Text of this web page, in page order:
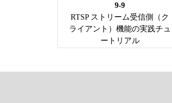
9-9
RTSP ストリーム受信側（ク
ライアント）機能の実践チュ
ートリアル